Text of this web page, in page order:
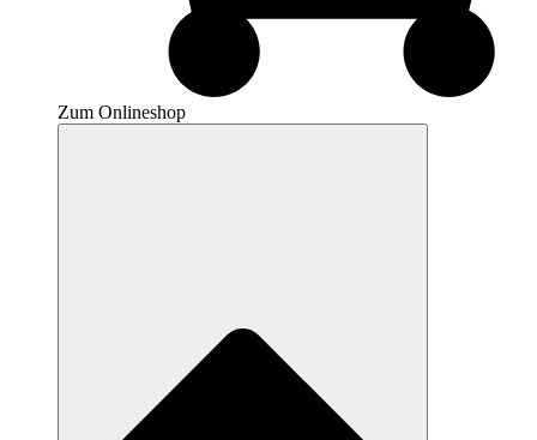
Zum Onlineshop